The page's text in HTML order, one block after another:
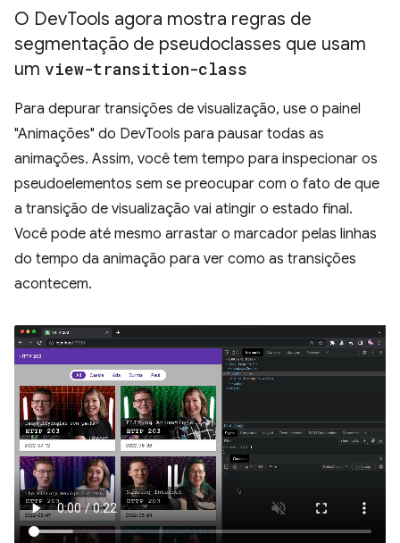
O DevTools agora mostra regras de
segmentação de pseudoclasses que usam
um view-transition-class
Para depurar transições de visualização, use o painel
"Animações" do DevTools para pausar todas as
animações. Assim, você tem tempo para inspecionar os
pseudoelementos sem se preocupar com o fato de que
a transição de visualização vai atingir o estado final.
Você pode até mesmo arrastar o marcador pelas linhas
do tempo da animação para ver como as transições
acontecem.